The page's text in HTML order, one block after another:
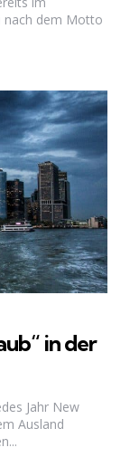
nach dem Motto
in der
Jahr New
Ausland